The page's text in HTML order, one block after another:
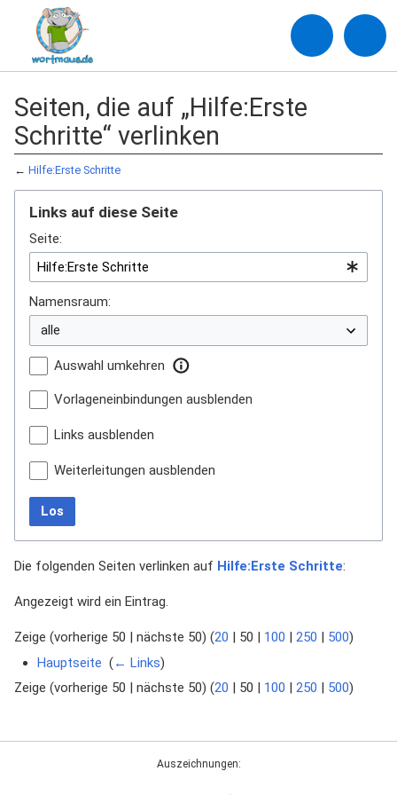
Seiten, die auf „Hilfe:Erste
Schritte“ verlinken
← Hilfe:Erste Schritte
Links auf diese Seite
Seite:
Namensraum:
Auswahl umkehren
Vorlageneinbindungen ausblenden
Links ausblenden
Weiterleitungen ausblenden
Los
Die folgenden Seiten verlinken auf Hilfe:Erste Schritte:
Angezeigt wird ein Eintrag.
Zeige (vorherige 50 nächste 50) (20 50 100 250 500)
Hauptseite (← Links)
Zeige (vorherige 50 | nächste 50) (20 | 50 | 100 | 250 | 500)
Auszeichnungen: